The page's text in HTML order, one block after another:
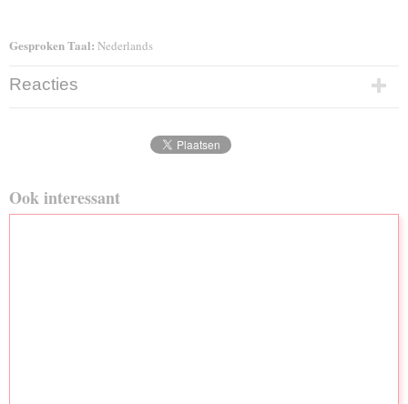
Gesproken Taal: Nederlands
Reacties
Ook interessant